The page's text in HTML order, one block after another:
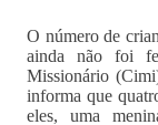
O número de
ainda não foi
Missionário
informa que
eles, uma